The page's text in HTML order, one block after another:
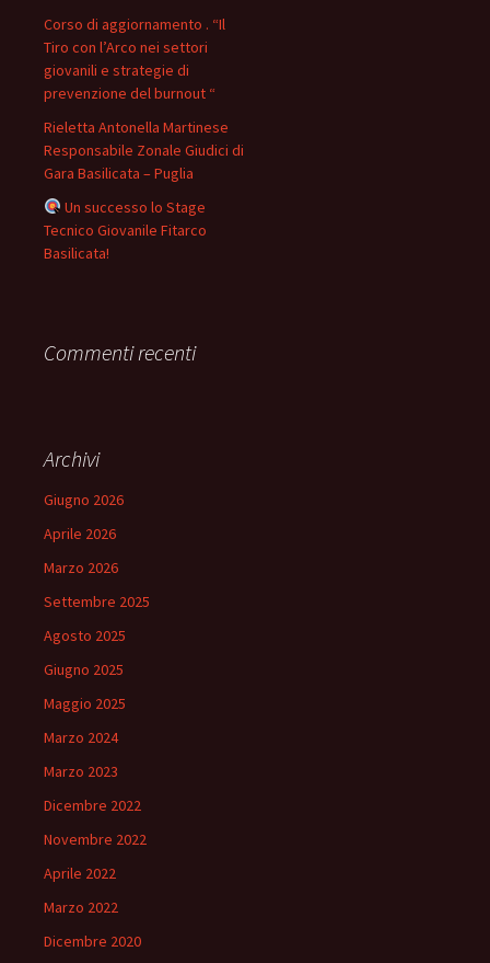
Corso di aggiornamento . “Il
Tiro con l’Arco nei settori
giovanili e strategie di
prevenzione del burnout “
Rieletta Antonella Martinese
Responsabile Zonale Giudici di
Gara Basilicata – Puglia
Un successo lo Stage
Tecnico Giovanile Fitarco
Basilicata!
Commenti recenti
Archivi
Giugno 2026
Aprile 2026
Marzo 2026
Settembre 2025
Agosto 2025
Giugno 2025
Maggio 2025
Marzo 2024
Marzo 2023
Dicembre 2022
Novembre 2022
Aprile 2022
Marzo 2022
Dicembre 2020